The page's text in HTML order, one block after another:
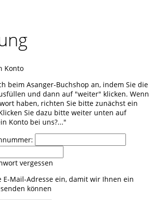
Konto
beim Asanger-Buchshop an, indem Sie die
und dann auf "weiter" klicken. Wenn
haben, richten Sie bitte zunächst ein
Sie dazu bitte weiter unten auf
Konto bei uns?..."
vergessen
E-Mail-Adresse ein, damit wir Ihnen ein
können